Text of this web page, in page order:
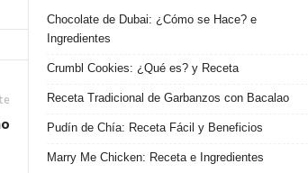
Chocolate de Dubai: ¿Cómo se Hace? e
Ingredientes
Crumbl Cookies: ¿Qué es? y Receta
Receta Tradicional de Garbanzos con Bacalao
Pudín de Chía: Receta Fácil y Beneficios
Marry Me Chicken: Receta e Ingredientes